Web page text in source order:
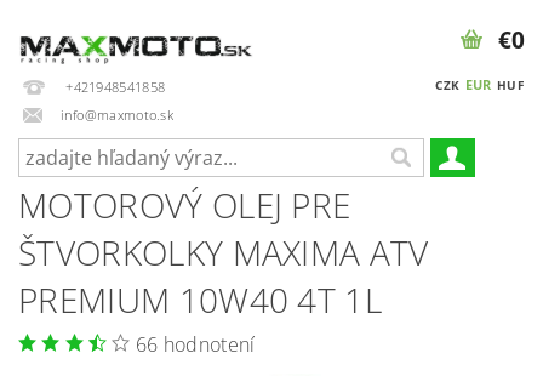
+421948541858
info@maxmoto.sk
CZK EUR HUF
€0
MOTOROVÝ OLEJ PRE
ŠTVORKOLKY MAXIMA ATV
PREMIUM 10W40 4T 1L
66 hodnotení